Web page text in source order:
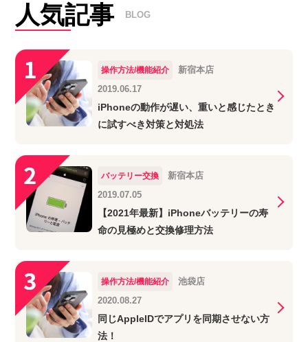
人気記事 BLOG
操作方法/機能紹介
新宿本店
2019.06.17
iPhoneの動作が遅い、重いと感じたとき
に試すべき対策と対処法
バッテリー交換
新宿本店
2019.07.05
【2021年最新】iPhoneバッテリーの寿
命の見極めと交換修理方法
操作方法/機能紹介
池袋店
2020.08.27
同じAppleIDでアプリを同期させない方
法！